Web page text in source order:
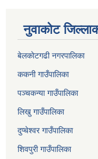
नुवाकाेट
बेलकाेटगढी नगरपालिका
ककनी गाउँपालिका
पञ्चकन्या गाउँपालिका
लिखु गाउँपालिका
दुप्चेश्वर गाउँपालिका
शिवपुरी गाउँपालिका